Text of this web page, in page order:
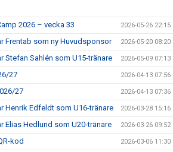
2026 – vecka 33 2026-05-26 22:15
Frentab som ny Huvudsponsor 2026-05-20 08:20
Stefan Sahlén som U15-tränare 2026-05-09 07:13
27 2026-04-13 07:56
27 2026-04-13 07:36
Henrik Edfeldt som U16-tränare 2026-03-28 15:16
Elias Hedlund som U20-tränare 2026-03-26 09:52
kod 2026-03-06 11:30